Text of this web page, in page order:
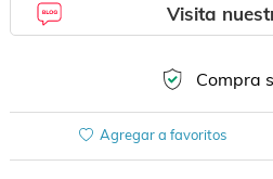
Visita
Compra
Agregar a favoritos